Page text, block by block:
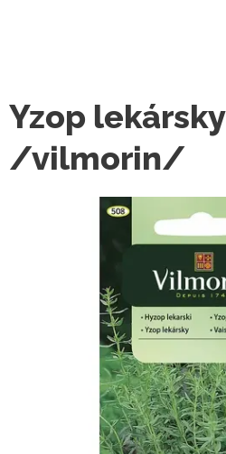
Yzop lekársky
/vilmorin/